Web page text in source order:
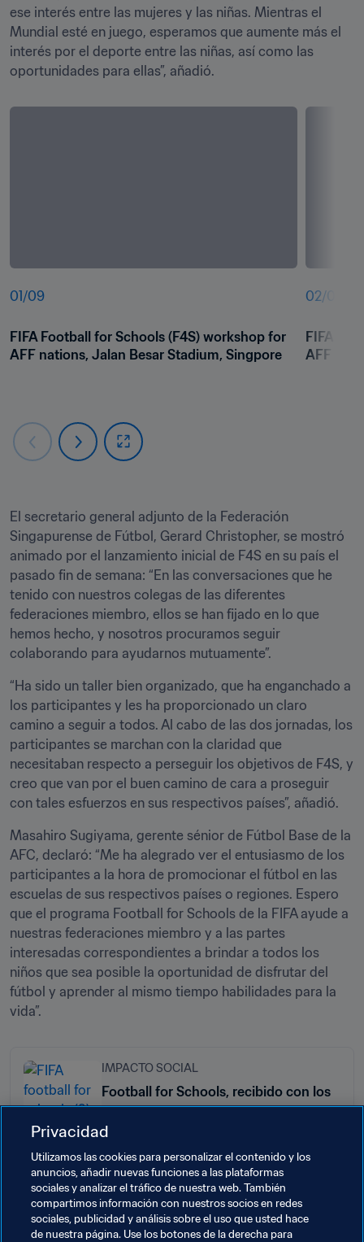
ese interés entre las mujeres y las niñas. Mientras el
Mundial esté en juego, esperamos que aumente más el
interés por el deporte entre las niñas, así como las
01 /09
FIFA Football for Schools (F4S) workshop for
AFF nations, Jalan Besar Stadium, Singpore
02/09
FIFA
AFF
El secretario general adjunto de la Federación
Singapurense de Fútbol, Gerard Christopher, se mostró
animado por el lanzamiento inicial de F4S en su país el
pasado fin de semana: “En las conversaciones que he
tenido con nuestros colegas de las diferentes
federaciones miembro, ellos se han fijado en lo que
hemos hecho, y nosotros procuramos seguir
colaborando para ayudarnos mutuamente”.
“Ha sido un taller bien organizado, que ha enganchado a
los participantes y les ha proporcionado un claro
camino a seguir a todos. Al cabo de las dos jornadas, los
participantes se marchan con la claridad que
necesitaban respecto a perseguir los objetivos de F4S, y
creo que van por el buen camino de cara a proseguir
con tales esfuerzos en sus respectivos países”, añadió.
Masahiro Sugiyama, gerente sénior de Fútbol Base de la
AFC, declaró: “Me ha alegrado ver el entusiasmo de los
participantes a la hora de promocionar el fútbol en las
escuelas de sus respectivos países o regiones. Espero
que el programa Football for Schools de la FIFA ayude a
nuestras federaciones miembro y a las partes
interesadas correspondientes a brindar a todos los
niños que sea posible la oportunidad de disfrutar del
fútbol y aprender al mismo tiempo habilidades para la
vida”.
IMPACTO SOCIAL
Football for Schools, recibido con los
brazos abiertos en Indonesia
Temas relacionados
Organización Singapore AFC Australia
Privacidad
Utilizamos las cookies para personalizar el contenido y los
anuncios, añadir nuevas funciones a las plataformas
sociales y analizar el tráfico de nuestra web. También
compartimos información con nuestros socios en redes
sociales, publicidad y análisis sobre el uso que usted hace
de nuestra página. Use los botones de la derecha para